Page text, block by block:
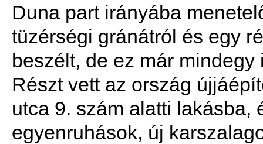
Duna part irányába
tüzérségi gránátról és egy
beszélt, de ez már mindegy
Részt vett az ország
utca 9. szám alatti lakásba,
egyenruhások, új